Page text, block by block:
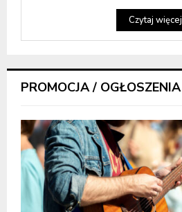
Czytaj więcej
PROMOCJA / OGŁOSZENIA